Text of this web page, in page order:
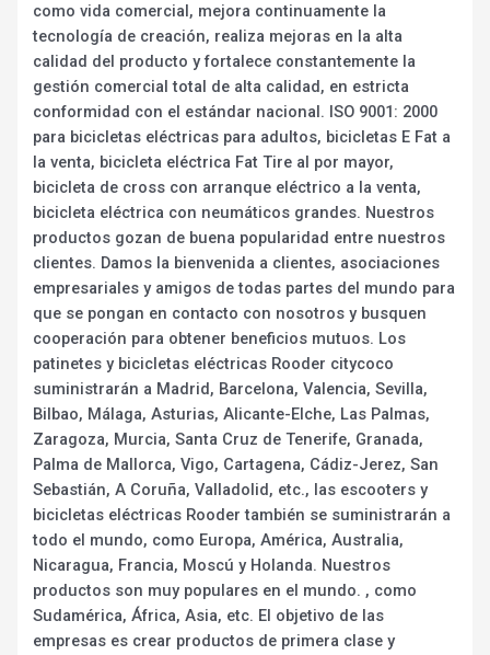
como vida comercial, mejora continuamente la
tecnología de creación, realiza mejoras en la alta
calidad del producto y fortalece constantemente la
gestión comercial total de alta calidad, en estricta
conformidad con el estándar nacional. ISO 9001: 2000
para bicicletas eléctricas para adultos, bicicletas E Fat a
la venta, bicicleta eléctrica Fat Tire al por mayor,
bicicleta de cross con arranque eléctrico a la venta,
bicicleta eléctrica con neumáticos grandes. Nuestros
productos gozan de buena popularidad entre nuestros
clientes. Damos la bienvenida a clientes, asociaciones
empresariales y amigos de todas partes del mundo para
que se pongan en contacto con nosotros y busquen
cooperación para obtener beneficios mutuos. Los
patinetes y bicicletas eléctricas Rooder citycoco
suministrarán a Madrid, Barcelona, Valencia, Sevilla,
Bilbao, Málaga, Asturias, Alicante-Elche, Las Palmas,
Zaragoza, Murcia, Santa Cruz de Tenerife, Granada,
Palma de Mallorca, Vigo, Cartagena, Cádiz-Jerez, San
Sebastián, A Coruña, Valladolid, etc., las escooters y
bicicletas eléctricas Rooder también se suministrarán a
todo el mundo, como Europa, América, Australia,
Nicaragua, Francia, Moscú y Holanda. Nuestros
productos son muy populares en el mundo. , como
Sudamérica, África, Asia, etc. El objetivo de las
empresas es crear productos de primera clase y